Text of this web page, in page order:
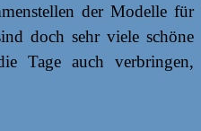
der Modelle für
doch sehr viele schöne
Tage auch verbringen,